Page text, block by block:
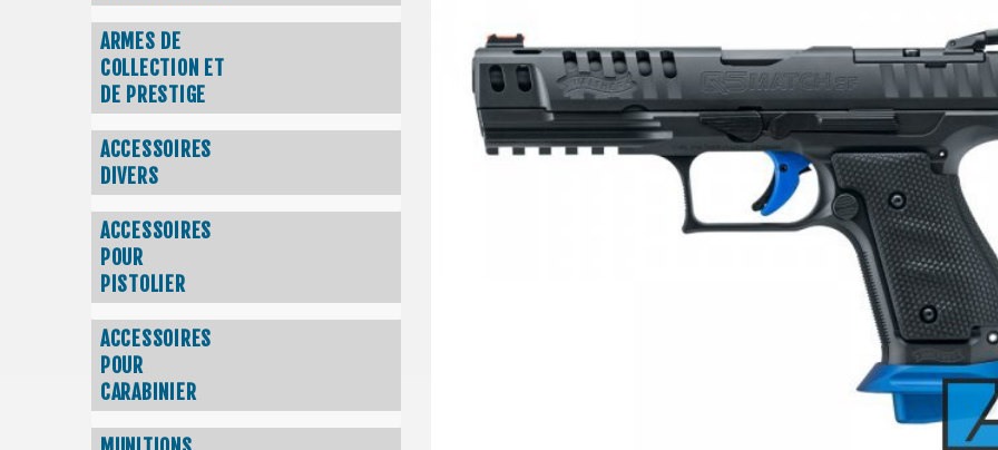
ARMES DE
COLLECTION ET
DE PRESTIGE
ACCESSOIRES
DIVERS
ACCESSOIRES
POUR
PISTOLIER
ACCESSOIRES
POUR
CARABINIER